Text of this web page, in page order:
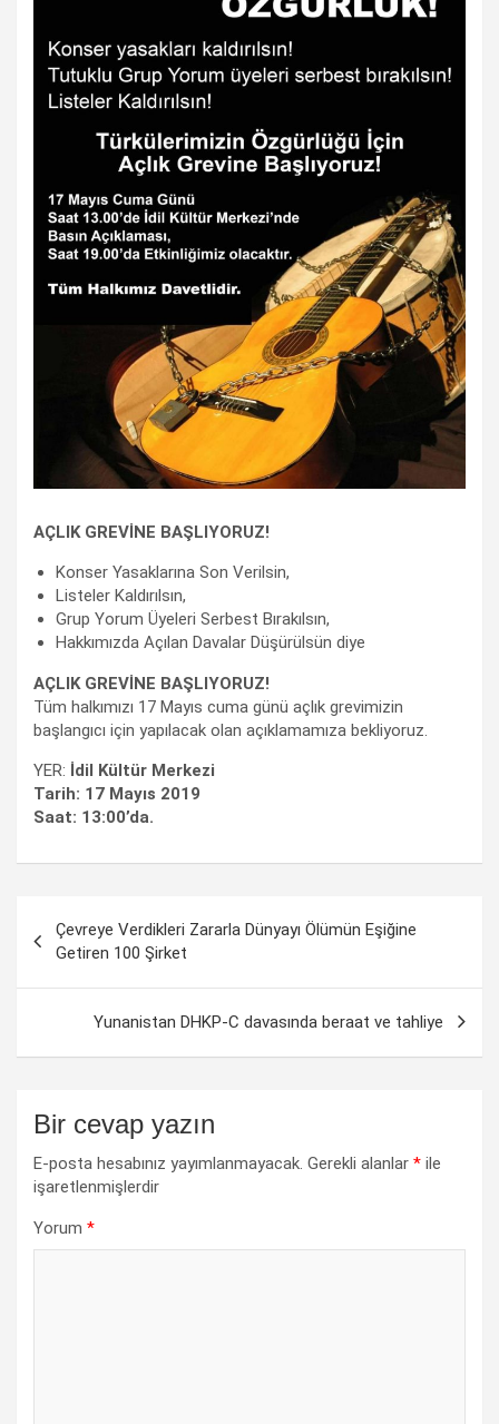
AÇLIK GREVİNE BAŞLIYORUZ!
Konser Yasaklarına Son Verilsin,
Listeler Kaldırılsın,
Grup Yorum Üyeleri Serbest Bırakılsın,
Hakkımızda Açılan Davalar Düşürülsün diye
AÇLIK GREVİNE BAŞLIYORUZ!
Tüm halkımızı 17 Mayıs cuma günü açlık grevimizin
başlangıcı için yapılacak olan açıklamamıza bekliyoruz.
YER: İdil Kültür Merkezi
Tarih: 17 Mayıs 2019
Saat: 13:00’da.
dolaşımı
Çevreye Verdikleri Zararla Dünyayı Ölümün Eşiğine
Getiren 100 Şirket
Yunanistan DHKP-C davasında beraat ve tahliye
Bir cevap yazın
E-posta hesabınız yayımlanmayacak. Gerekli alanlar * ile
işaretlenmişlerdir
Yorum *